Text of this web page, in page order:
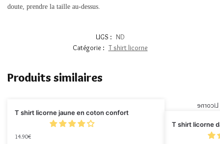
doute, prendre la taille au-dessus.
UGS : ND
Catégorie : T shirt licorne
Produits similaires
T shirt licorne jaune en coton confort
14.90€
T shirt licorne